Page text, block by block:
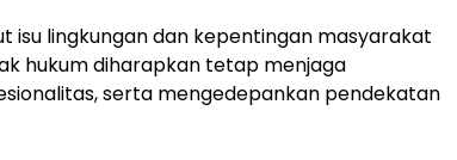
isu lingkungan dan kepentingan masyarakat
hukum diharapkan tetap menjaga
serta mengedepankan pendekatan